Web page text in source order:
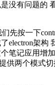
没有问题的
先按一下
electron架构
笔记应用增
供两个模式